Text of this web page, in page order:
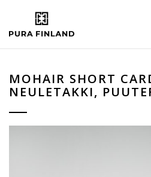
MOHAIR SHORT
NEULETAKKI,